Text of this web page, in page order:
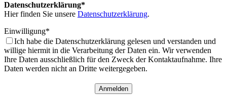
Datenschutzerklärung*
Hier finden Sie unsere Datenschutzerklärung.
Einwilligung*
Ich habe die Datenschutzerklärung gelesen und verstanden und
willige hiermit in die Verarbeitung der Daten ein. Wir verwenden
Ihre Daten ausschließlich für den Zweck der Kontaktaufnahme. Ihre
Daten werden nicht an Dritte weitergegeben.
Anmelden